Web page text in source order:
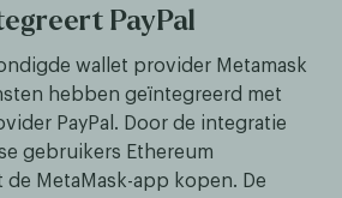
PayPal
wallet provider Metamask
hebben geïntegreerd met
PayPal. Door de integratie
gebruikers Ethereum
MetaMask-app kopen. De